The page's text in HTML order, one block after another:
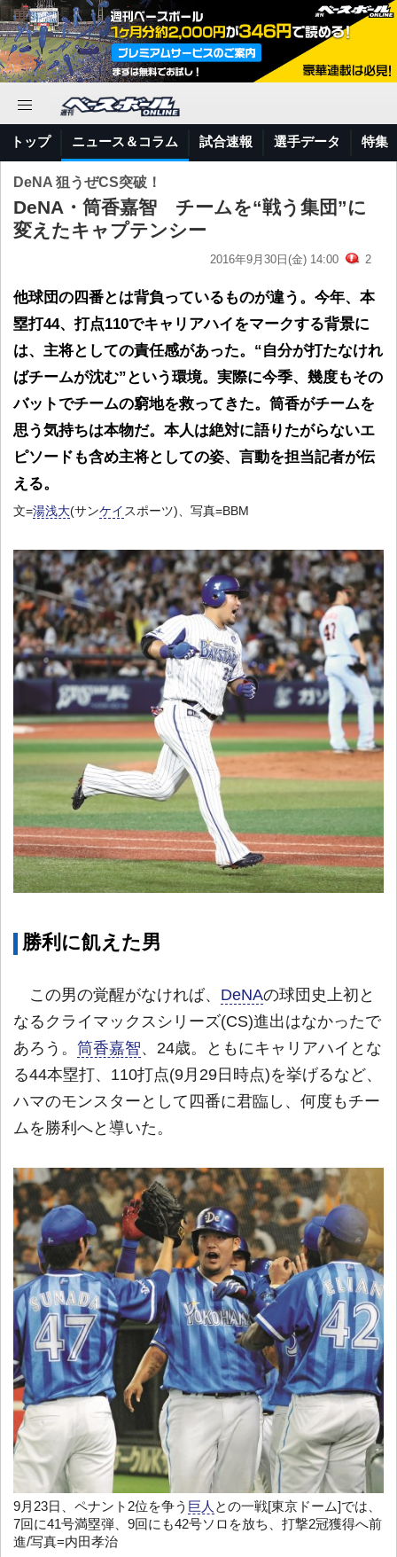
トップ ニュース＆コラム 試合速報 選手データ 特集
DeNA 狙うぜCS突破！
DeNA・筒香嘉智 チームを“戦う集団”に
変えたキャプテンシー
2016年9月30日(金) 14:00 2
他球団の四番とは背負っているものが違う。今年、本
塁打44、打点110でキャリアハイをマークする背景に
は、主将としての責任感があった。“自分が打たなけれ
ばチームが沈む”という環境。実際に今季、幾度もその
バットでチームの窮地を救ってきた。筒香がチームを
思う気持ちは本物だ。本人は絶対に語りたがらないエ
ピソードも含め主将としての姿、言動を担当記者が伝
える。
文=湯浅大(サンケイ スポーツ)、写真=BBM
勝利に飢えた男
この男の覚醒がなければ、 DeNAの球団史上初と
なるクライマックスシリーズ(CS)進出はなかったで
あろう。 筒香嘉智、24歳。ともにキャリアハイとな
る44本塁打、110打点(9月29日時点)を挙げるなど、
ハマのモンスターとして四番に君臨し、何度もチー
ムを勝利へと導いた。
9月23日、ペナント2位を争う 巨人 との一戦[東京ドーム]では、
7回に41号満塁弾、9回にも42号ソロを放ち、打撃2冠獲得へ前
進/写真=内田孝治